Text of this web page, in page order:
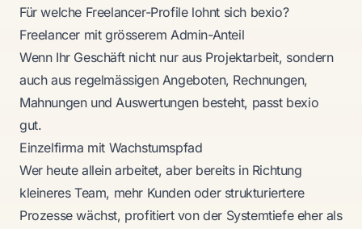
Für welche Freelancer-Profile lohnt sich bexio?
Freelancer mit grösserem Admin-Anteil
Wenn Ihr Geschäft nicht nur aus Projektarbeit, sondern
auch aus regelmässigen Angeboten, Rechnungen,
Mahnungen und Auswertungen besteht, passt bexio
gut.
Einzelfirma mit Wachstumspfad
Wer heute allein arbeitet, aber bereits in Richtung
kleineres Team, mehr Kunden oder strukturiertere
Prozesse wächst, profitiert von der Systemtiefe eher als